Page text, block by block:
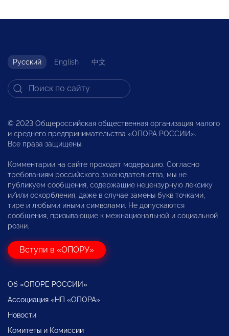
Русский English 中文
© 2023 Общероссийская общественная организация малого
и среднего предпринимательства «ОПОРА РОССИИ».
Все права защищены.
Комментарии на сайте проходят модерацию. Согласно
требованиям российского законодательства, мы не
публикуем сообщения, содержащие нецензурную лексику
и/или оскорбления, даже в случае замены букв точками,
тире и любыми иными символами. Не допускаются
сообщения, призывающие к межнациональной и социальной
розни.
Вступи в «ОПОРУ»
Об «ОПОРЕ РОССИИ»
Ассоциация «НП «ОПОРА»
Новости
Комитеты и Комиссии